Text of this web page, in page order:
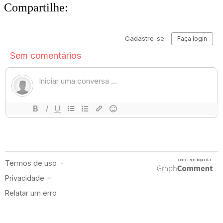
Compartilhe: